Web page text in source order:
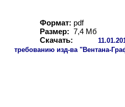
Формат: pdf
Размер: 7,4 Мб
Скачать:
11
требованию изд-ва "Вентана-